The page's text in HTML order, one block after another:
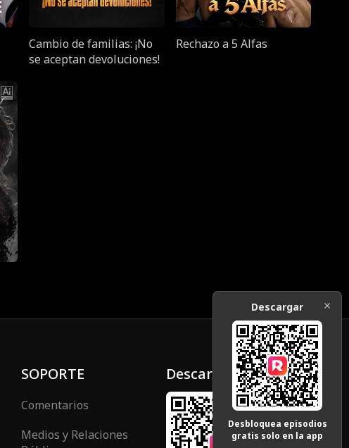
Cambio de familias: ¡No
se aceptan devoluciones!
Rechazo a 5 Alfas
SOPORTE
Comentarios
Medios y Relaciones
Descargar
Descargar
Desbloquea episodios
gratis solo en la app